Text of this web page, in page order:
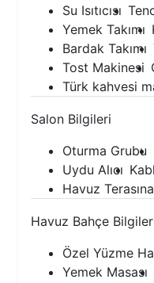
Su Isıtıcısı
Yemek Takımı
Bardak Takımı
Tost Makinesi
Türk kahvesi
Salon Bilgileri
Oturma Grubu
Uydu Alıcı
Havuz Terasına
Havuz Bahçe
Özel Yüzme
Yemek Masası